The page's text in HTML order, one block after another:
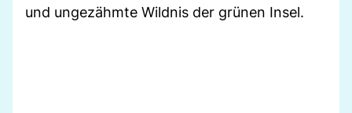
und ungezähmte Wildnis der grünen Insel.